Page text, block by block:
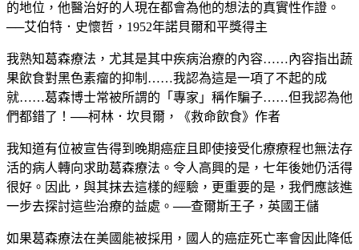
的地位，他醫治好的人現在都會為他的想法的真實性作證。
──艾伯特．史懷哲，1952年諾貝爾和平獎得主
我熟知葛森療法，尤其是其中疾病治療的內容……內容指出蔬
果飲食對黑色素瘤的抑制……我認為這是一項了不起的成
就……葛森博士常被所謂的「專家」稱作騙子……但我認為他
們都錯了！──柯林．坎貝爾，《救命飲食》作者
我知道有位被宣告得到晚期癌症且即使接受化療療程也無法存
活的病人轉向求助葛森療法。令人高興的是，七年後她仍活得
很好。因此，與其抹去這樣的經驗，更重要的是，我們應該進
一步去探討這些治療的益處。──查爾斯王子，英國王儲
如果葛森療法在美國能被採用，國人的癌症死亡率會因此降低